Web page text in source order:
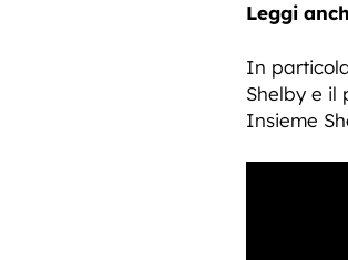
Leggi
In
Shelby e il
Insieme